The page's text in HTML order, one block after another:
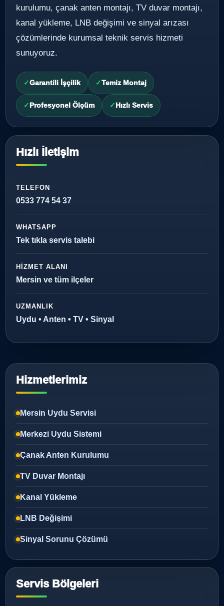
kurulumu, çanak anten montajı, TV duvar montajı,
kanal yükleme, LNB değişimi ve sinyal arızası
çözümlerinde kurumsal teknik servis hizmeti
sunuyoruz.
Garantili İşçilik Temiz Montaj
Profesyonel Ölçüm Hızlı Servis
Hızlı İletişim
TELEFON
0533 774 54 37
WHATSAPP
Tek tıkla servis talebi
HIZMET ALANI
Mersin ve tüm ilçeler
UZMANLIK
Uydu • Anten • TV • Sinyal
Hizmetlerimiz
Mersin Uydu Servisi
Merkezi Uydu Sistemi
Çanak Anten Kurulumu
TV Duvar Montajı
Kanal Yükleme
LNB Değişimi
Sinyal Sorunu Çözümü
Servis Bölgeleri